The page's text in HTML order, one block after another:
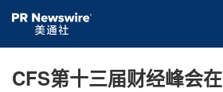
CFS第十三届财经峰会